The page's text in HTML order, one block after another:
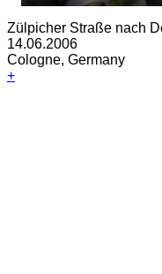
Zülpicher Straße nach
14.06.2006
Cologne, Germany
+